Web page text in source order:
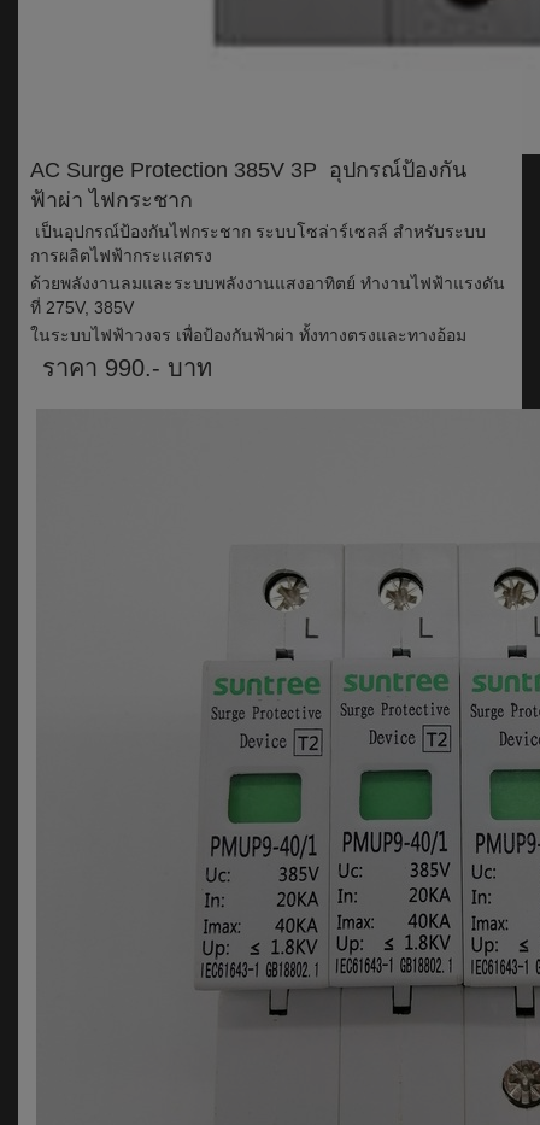
AC Surge Protection 385V 3P อุปกรณ์ป้องกัน
ฟ้าผ่า ไฟกระชาก
เป็นอุปกรณ์ป้องกันไฟกระชาก ระบบโซล่าร์เซลล์ สำหรับระบบ
การผลิตไฟฟ้ากระแสตรง
ด้วยพลังงานลมและระบบพลังงานแสงอาทิตย์ ทำงานไฟฟ้าแรงดัน
ที่ 275V, 385V
ในระบบไฟฟ้าวงจร เพื่อป้องกันฟ้าผ่า ทั้งทางตรงและทางอ้อม
ราคา 990.- บาท